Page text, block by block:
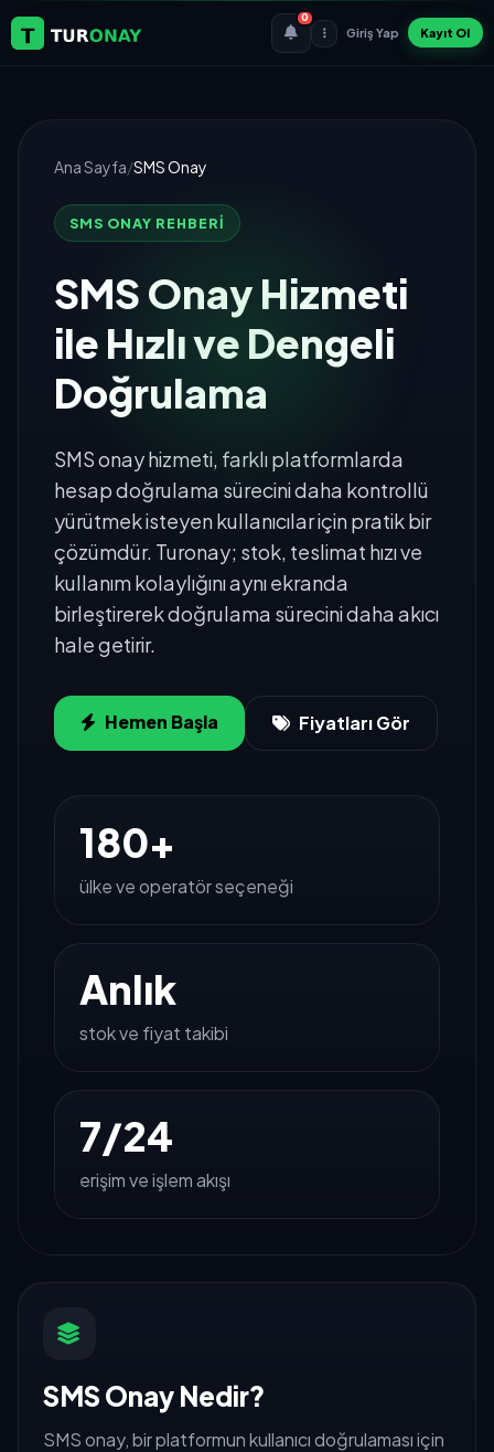
0
Giriş Yap Kayıt Ol
Ana Sayfa/SMS Onay
SMS ONAY REHBERI
SMS Onay Hizmeti
ile Hızlı ve Dengeli
Doğrulama
SMS onay hizmeti, farklı platformlarda
hesap doğrulama sürecini daha kontrollü
yürütmek isteyen kullanıcılar için pratik bir
çözümdür. Turonay; stok, teslimat hızı ve
kullanım kolaylığını aynı ekranda
birleştirerek doğrulama sürecini daha akıcı
hale getirir.
Hemen Başla Fiyatları Gör
180+
ülke ve operatör seçeneği
Anlık
stok ve fiyat takibi
7/24
erişim ve işlem akışı
SMS Onay Nedir?
SMS onay, bir platformun kullanıcı doğrulaması için